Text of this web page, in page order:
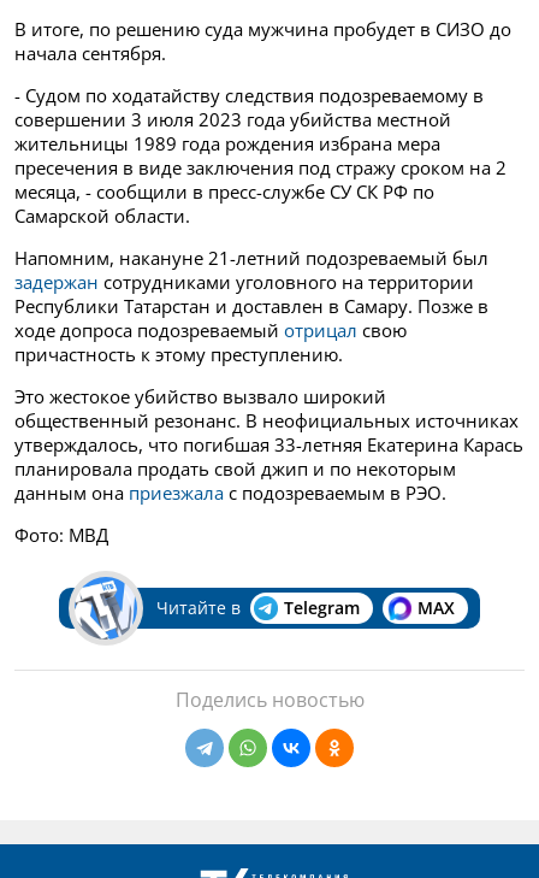
В итоге, по решению суда мужчина пробудет в СИЗО до
начала сентября.
- Судом по ходатайству следствия подозреваемому в
совершении 3 июля 2023 года убийства местной
жительницы 1989 года рождения избрана мера
пресечения в виде заключения под стражу сроком на 2
месяца, - сообщили в пресс-службе СУ СК РФ по
Самарской области.
Напомним, накануне 21-летний подозреваемый был
задержан сотрудниками уголовного на территории
Республики Татарстан и доставлен в Самару. Позже в
ходе допроса подозреваемый отрицал свою
причастность к этому преступлению.
Это жестокое убийство вызвало широкий
общественный резонанс. В неофициальных источниках
утверждалось, что погибшая 33-летняя Екатерина Карась
планировала продать свой джип и по некоторым
данным она приезжала с подозреваемым в РЭО.
Фото: МВД
Читайте в Telegram MAX
Поделись новостью